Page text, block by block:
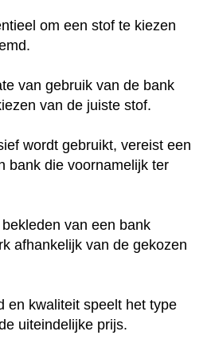
om een stof te kiezen
van gebruik van de bank
van de juiste stof.
wordt gebruikt, vereist een
bank die voornamelijk ter
van een bank
afhankelijk van de gekozen
en kwaliteit speelt het type
uiteindelijke prijs.